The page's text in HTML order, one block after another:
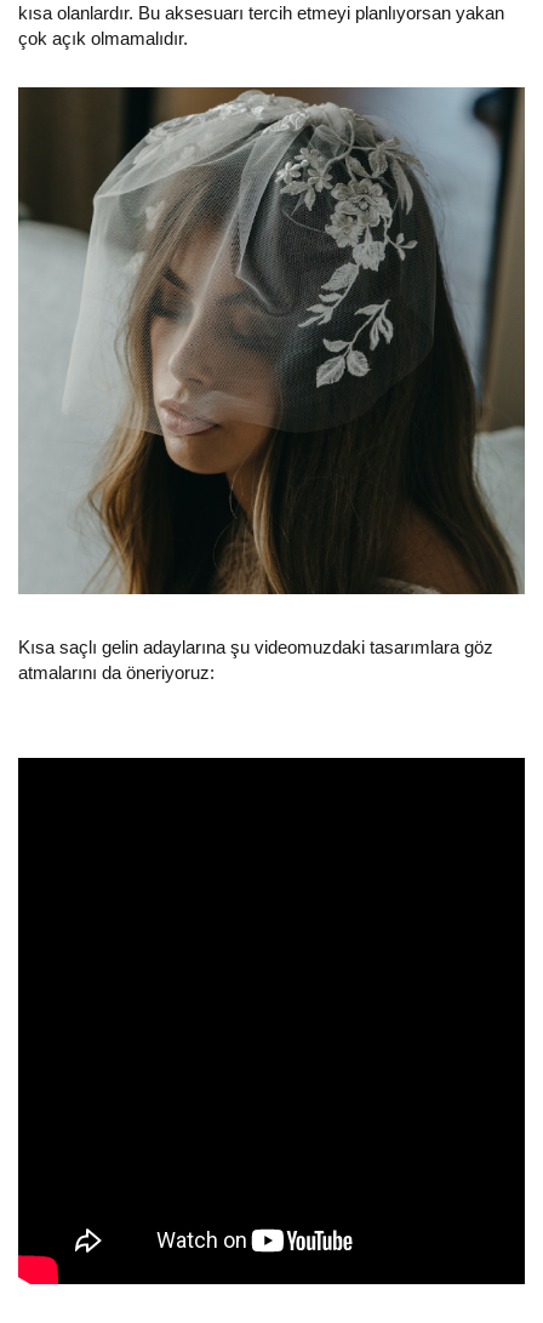
kısa olanlardır. Bu aksesuarı tercih etmeyi planlıyorsan yakan
çok açık olmamalıdır.
Kısa saçlı gelin adaylarına şu videomuzdaki tasarımlara göz
atmalarını da öneriyoruz: